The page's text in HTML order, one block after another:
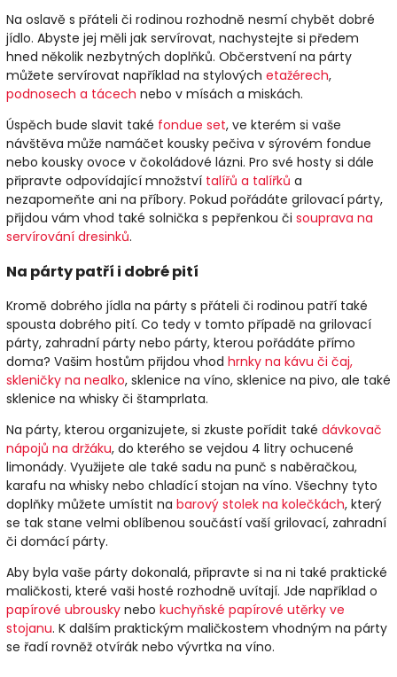
Na oslavě s přáteli či rodinou rozhodně nesmí chybět dobré
jídlo. Abyste jej měli jak servírovat, nachystejte si předem
hned několik nezbytných doplňků. Občerstvení na párty
můžete servírovat například na stylových etažérech,
podnosech a tácech nebo v mísách a miskách.
Úspěch bude slavit také fondue set, ve kterém si vaše
návštěva může namáčet kousky pečiva v sýrovém fondue
nebo kousky ovoce v čokoládové lázni. Pro své hosty si dále
připravte odpovídající množství talířů a talířků a
nezapomeňte ani na příbory. Pokud pořádáte grilovací párty,
přijdou vám vhod také solnička s pepřenkou či souprava na
servírování dresinků.
Na párty patří i dobré pití
Kromě dobrého jídla na párty s přáteli či rodinou patří také
spousta dobrého pití. Co tedy v tomto případě na grilovací
párty, zahradní párty nebo párty, kterou pořádáte přímo
doma? Vašim hostům přijdou vhod hrnky na kávu či čaj,
skleničky na nealko, sklenice na víno, sklenice na pivo, ale také
sklenice na whisky či štamprlata.
Na párty, kterou organizujete, si zkuste pořídit také dávkovač
nápojů na držáku, do kterého se vejdou 4 litry ochucené
limonády. Využijete ale také sadu na punč s naběračkou,
karafu na whisky nebo chladící stojan na víno. Všechny tyto
doplňky můžete umístit na barový stolek na kolečkách, který
se tak stane velmi oblíbenou součástí vaší grilovací, zahradní
či domácí párty.
Aby byla vaše párty dokonalá, připravte si na ni také praktické
maličkosti, které vaši hosté rozhodně uvítají. Jde například o
papírové ubrousky nebo kuchyňské papírové utěrky ve
stojanu. K dalším praktickým maličkostem vhodným na párty
se řadí rovněž otvírák nebo vývrtka na víno.